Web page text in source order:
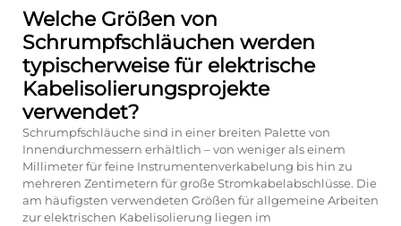
Welche Größen von
Schrumpfschläuchen werden
typischerweise für elektrische
Kabelisolierungsprojekte
verwendet?
Schrumpfschläuche sind in einer breiten Palette von
Innendurchmessern erhältlich – von weniger als einem
Millimeter für feine Instrumentenverkabelung bis hin zu
mehreren Zentimetern für große Stromkabelabschlüsse. Die
am häufigsten verwendeten Größen für allgemeine Arbeiten
zur elektrischen Kabelisolierung liegen im